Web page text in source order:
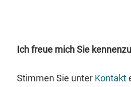
Ich freue mich Sie
Stimmen Sie unter Kontakt